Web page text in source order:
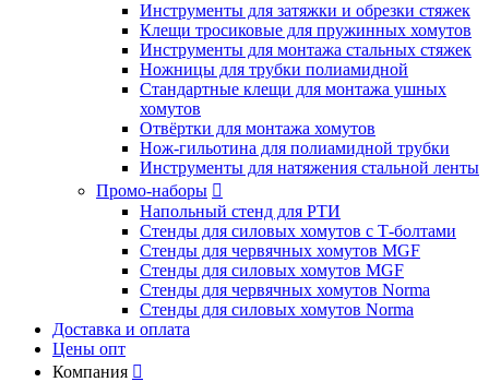
Инструменты для затяжки и обрезки стяжек
Клещи тросиковые для пружинных хомутов
Инструменты для монтажа стальных стяжек
Ножницы для трубки полиамидной
Стандартные клещи для монтажа ушных
хомутов
Отвёртки для монтажа хомутов
Нож-гильотина для полиамидной трубки
Инструменты для натяжения стальной ленты
Промо-наборы 
Напольный стенд для РТИ
Стенды для силовых хомутов с Т-болтами
Стенды для червячных хомутов MGF
Стенды для силовых хомутов MGF
Стенды для червячных хомутов Norma
Стенды для силовых хомутов Norma
Доставка и оплата
Цены опт
Компания 